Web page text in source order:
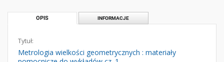
OPIS INFORMACJE
Tytuł:
Metrologia wielkości geometrycznych : materiały